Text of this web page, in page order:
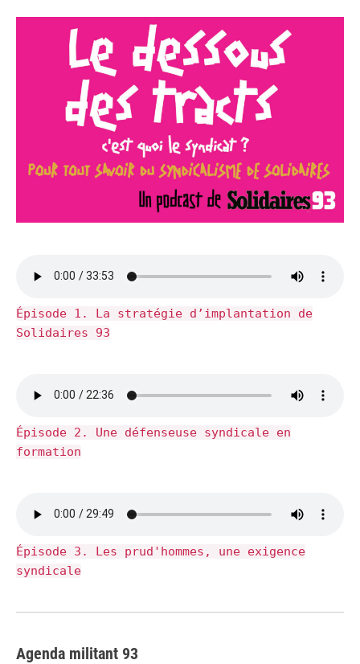
Épisode 1. La stratégie d’implantation de
Solidaires 93
Épisode 2. Une défenseuse syndicale en
formation
Épisode 3. Les prud'hommes, une exigence
syndicale
Agenda militant 93